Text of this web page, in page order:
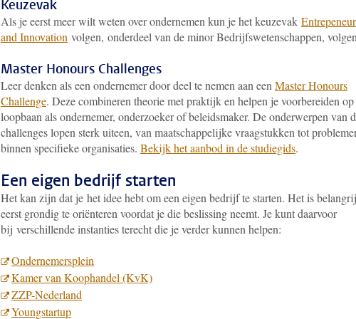
Keuzevak
Als je eerst meer wilt weten over ondernemen kun je het keuzevak
and Innovation volgen, onderdeel van de minor Bedrijfswetenschappen,
Master Honours Challenges
Leer denken als een ondernemer door deel te nemen aan een Master Honours
Challenge. Deze combineren theorie met praktijk en helpen je voorbereiden op
loopbaan als ondernemer, onderzoeker of beleidsmaker. De onderwerpen van
challenges lopen sterk uiteen, van maatschappelijke vraagstukken tot
binnen specifieke organisaties. Bekijk het aanbod in de studiegids.
Een eigen bedrijf starten
Het kan zijn dat je het idee hebt om een eigen bedrijf te starten. Het is
eerst grondig te oriënteren voordat je die beslissing neemt. Je kunt daarvoor
bij verschillende instanties terecht die je verder kunnen helpen:
Ondernemersplein
Kamer van Koophandel (KvK)
ZZP-Nederland
Youngstartup